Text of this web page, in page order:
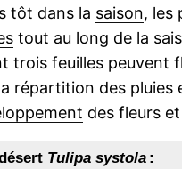
tôt dans la saison, les
tout au long de la
trois feuilles peuvent
répartition des pluies
des fleurs
Tulipa systola :